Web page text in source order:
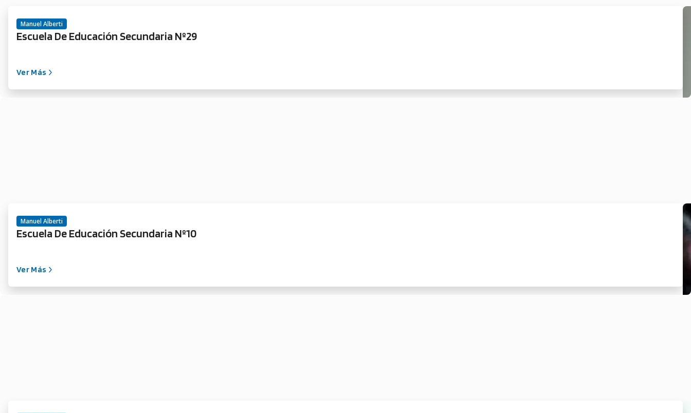
Manuel Alberti
Escuela De Educación Secundaria Nº29
Ver Más
Manuel Alberti
Escuela De Educación Secundaria Nº10
Ver Más